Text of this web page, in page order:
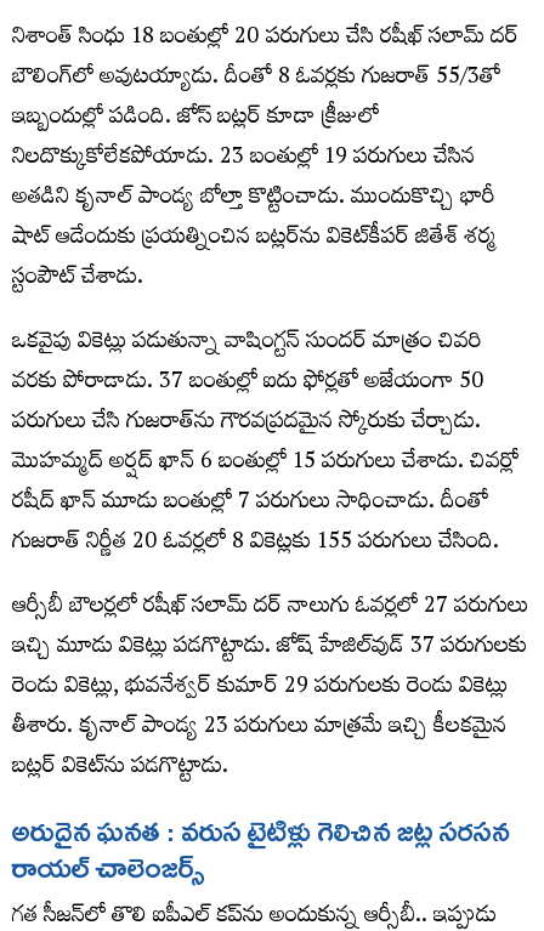
నిశాంత్‌ సింధు 18 బంతుల్లో 20 పరుగులు చేసి రషీఖ్‌ సలామ్‌ దర్‌
బౌలింగ్‌లో అవుటయ్యాడు. దీంతో 8 ఓవర్లకు గుజరాత్‌ 55/3తో
ఇబ్బందుల్లో పడింది. జోస్‌ బట్లర్‌ కూడా క్రీజులో
నిలదొక్కుకోలేకపోయాడు. 23 బంతుల్లో 19 పరుగులు చేసిన
అతడిని కృనాల్‌ పాండ్య బోల్తా కొట్టించాడు. ముందుకొచ్చి భారీ
షాట్‌ ఆడేందుకు ప్రయత్నించిన బట్లర్‌ను వికెట్‌కీపర్‌ జితేశ్‌ శర్మ
స్టంపౌట్‌ చేశాడు.
ఒకవైపు వికెట్లు పడుతున్నా వాషింగ్టన్‌ సుందర్‌ మాత్రం చివరి
వరకు పోరాడాడు. 37 బంతుల్లో ఐదు ఫోర్లతో అజేయంగా 50
పరుగులు చేసి గుజరాత్‌ను గౌరవప్రదమైన స్కోరుకు చేర్చాడు.
మొహమ్మద్‌ అర్షద్‌ ఖాన్‌ 6 బంతుల్లో 15 పరుగులు చేశాడు. చివర్లో
రషీద్‌ ఖాన్‌ మూడు బంతుల్లో 7 పరుగులు సాధించాడు. దీంతో
గుజరాత్‌ నిర్ణీత 20 ఓవర్లలో 8 వికెట్లకు 155 పరుగులు చేసింది.
ఆర్సీబీ బౌలర్లలో రషీఖ్‌ సలామ్‌ దర్‌ నాలుగు ఓవర్లలో 27 పరుగులు
ఇచ్చి మూడు వికెట్లు పడగొట్టాడు. జోష్‌ హేజిల్‌వుడ్‌ 37 పరుగులకు
రెండు వికెట్లు, భువనేశ్వర్‌ కుమార్‌ 29 పరుగులకు రెండు వికెట్లు
తీశారు. కృనాల్‌ పాండ్య 23 పరుగులు మాత్రమే ఇచ్చి కీలకమైన
బట్లర్‌ వికెట్‌ను పడగొట్టాడు.
అరుదైన ఘనత : వరుస టైటిళ్లు గెలిచిన జట్ల సరసన
రాయల్​ చాలెంజర్స్​
గత సీజన్‌లో తొలి ఐపీఎల్‌ కప్‌ను అందుకున్న ఆర్సీబీ.. ఇప్పుడు